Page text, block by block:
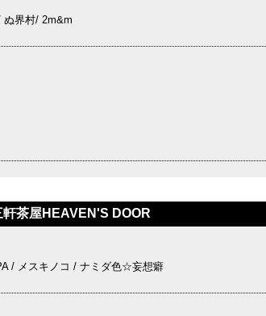
ぬ界村/ 2m&m
茶屋HEAVEN'S DOOR
/ メスキノコ / ナミダ色☆妄想癖